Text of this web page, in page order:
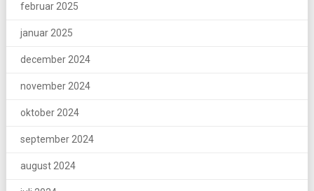
februar 2025
januar 2025
december 2024
november 2024
oktober 2024
september 2024
august 2024